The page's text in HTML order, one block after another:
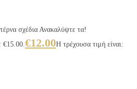
σχέδια Ανακαλύψτε τα!
€15.00.€12.00Η τρέχουσα τιμή είναι: